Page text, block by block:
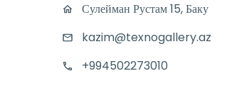
Сулейман Рустам 15, Баку
kazim@texnogallery.az
+994502273010